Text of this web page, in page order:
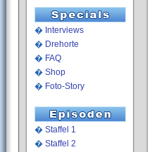
� Interviews
� Drehorte
� FAQ
� Shop
� Foto-Story
� Staffel 1
� Staffel 2